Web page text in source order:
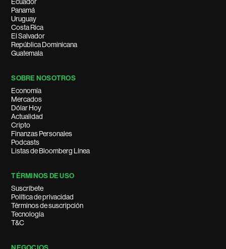
Panamá
Uruguay
Costa Rica
El Salvador
República Dominicana
Guatemala
SOBRE NOSOTROS
Economía
Mercados
Dólar Hoy
Actualidad
Cripto
Finanzas Personales
Podcasts
Listas de Bloomberg Línea
TÉRMINOS DE USO
Suscríbete
Política de privacidad
Términos de suscripción
Tecnología
T&C